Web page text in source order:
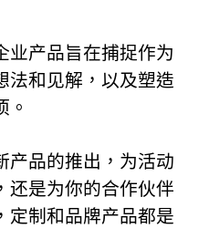
业产品旨在捕捉作为
法和见解，以及塑造
。
产品的推出，为活动
还是为你的合作伙伴
定制和品牌产品都是